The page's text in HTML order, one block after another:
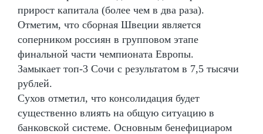
прирост капитала (более чем в два раза).
Отметим, что сборная Швеции является
соперником россиян в групповом этапе
финальной части чемпионата Европы.
Замыкает топ-3 Сочи с результатом в 7,5 тысячи
рублей.
Сухов отметил, что консолидация будет
существенно влиять на общую ситуацию в
банковской системе. Основным бенефициаром